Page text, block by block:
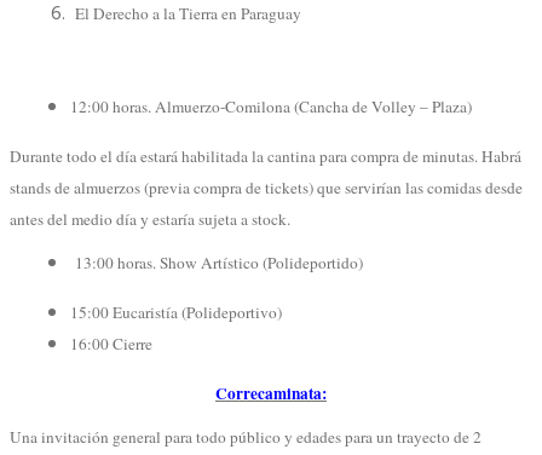
El Derecho a la Tierra en Paraguay
12:00 horas. Almuerzo-Comilona (Cancha de Volley – Plaza)
Durante todo el día estará habilitada la cantina para compra de minutas. Habrá
stands de almuerzos (previa compra de tickets) que servirían las comidas desde
antes del medio día y estaría sujeta a stock.
13:00 horas. Show Artístico (Polideportido)
15:00 Eucaristía (Polideportivo)
16:00 Cierre
Correcaminata:
Una invitación general para todo público y edades para un trayecto de 2